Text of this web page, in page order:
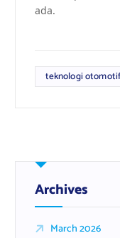
ada.
teknologi
Archives
March 2026